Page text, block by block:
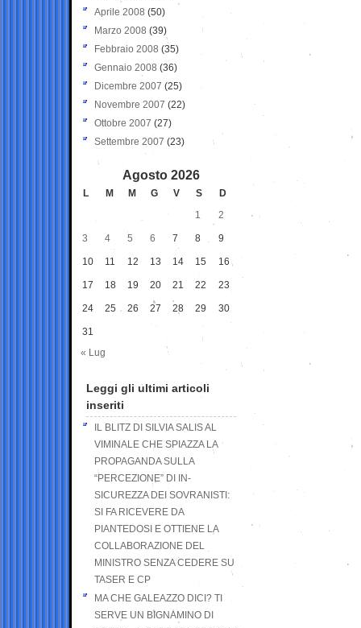
Aprile 2008 (50)
Marzo 2008 (39)
Febbraio 2008 (35)
Gennaio 2008 (36)
Dicembre 2007 (25)
Novembre 2007 (22)
Ottobre 2007 (27)
Settembre 2007 (23)
Agosto 2026
L M M G V S
D
1
2
3 4 5 6 7 8 9
10 11 12 13 14 15 16
17 18 19 20 21 22 23
24 25 26 27 28 29 30
31
« Lug
Leggi gli ultimi articoli
inseriti
IL BLITZ DI SILVIA SALIS AL
VIMINALE CHE SPIAZZA LA
PROPAGANDA SULLA
“PERCEZIONE” DI IN-
SICUREZZA DEI SOVRANISTI:
SI FA RICEVERE DA
PIANTEDOSI E OTTIENE LA
COLLABORAZIONE DEL
MINISTRO SENZA CEDERE SU
TASER E CP
MA CHE GALEAZZO DICI? TI
SERVE UN BIGNAMINO DI